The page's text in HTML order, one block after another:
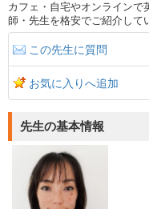
カフェ・自宅やオンラインで
師・先生を格安でご紹介して
この先生に質問
お気に入りへ追加
先生の基本情報